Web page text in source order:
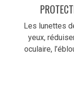
Les lunettes
yeux,
oculaire,